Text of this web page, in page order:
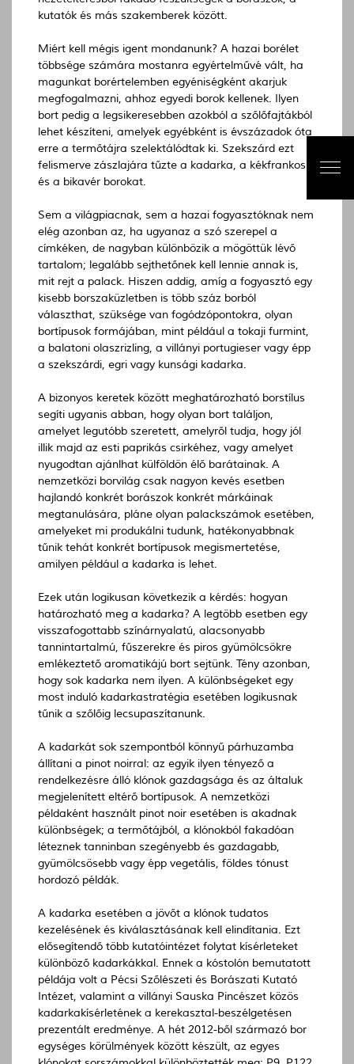
kutatók és más szakemberek között.
Miért kell mégis igent mondanunk? A hazai borélet
többsége számára mostanra egyértelművé vált, ha
magunkat borértelemben egyéniségként akarjuk
megfogalmazni, ahhoz egyedi borok kellenek. Ilyen
bort pedig a legsikeresebben azokból a szőlőfajtákból
lehet készíteni, amelyek egyébként is évszázadok óta
erre a termőtájra szelektálódtak ki. Szekszárd ezt
felismerve zászlajára tűzte a kadarka, a kékfrankos
és a bikavér borokat.
Sem a világpiacnak, sem a hazai fogyasztóknak nem
elég azonban az, ha ugyanaz a szó szerepel a
címkéken, de nagyban különbözik a mögöttük lévő
tartalom; legalább sejthetőnek kell lennie annak is,
mit rejt a palack. Hiszen addig, amíg a fogyasztó egy
kisebb borszaküzletben is több száz borból
választhat, szüksége van fogódzópontokra, olyan
bortípusok formájában, mint például a tokaji furmint,
a balatoni olaszrizling, a villányi portugieser vagy épp
a szekszárdi, egri vagy kunsági kadarka.
A bizonyos keretek között meghatározható borstílus
segíti ugyanis abban, hogy olyan bort találjon,
amelyet legutóbb szeretett, amelyről tudja, hogy jól
illik majd az esti paprikás csirkéhez, vagy amelyet
nyugodtan ajánlhat külföldön élő barátainak. A
nemzetközi borvilág csak nagyon kevés esetben
hajlandó konkrét borászok konkrét márkáinak
megtanulására, pláne olyan palackszámok esetében,
amelyeket mi produkálni tudunk, hatékonyabbnak
tűnik tehát konkrét bortípusok megismertetése,
amilyen például a kadarka is lehet.
Ezek után logikusan következik a kérdés: hogyan
határozható meg a kadarka? A legtöbb esetben egy
visszafogottabb színárnyalatú, alacsonyabb
tannintartalmú, fűszerekre és piros gyümölcsökre
emlékeztető aromatikájú bort sejtünk. Tény azonban,
hogy sok kadarka nem ilyen. A különbségeket egy
most induló kadarkastratégia esetében logikusnak
tűnik a szőlőig lecsupaszítanunk.
A kadarkát sok szempontból könnyű párhuzamba
állítani a pinot noirral: az egyik ilyen tényező a
rendelkezésre álló klónok gazdagsága és az általuk
megjelenített eltérő bortípusok. A nemzetközi
példaként használt pinot noir esetében is akadnak
különbségek; a termőtájból, a klónokból fakadóan
léteznek tanninban szegényebb és gazdagabb,
gyümölcsösebb vagy épp vegetális, földes tónust
hordozó példák.
A kadarka esetében a jövőt a klónok tudatos
kezelésének és kiválasztásának kell elindítania. Ezt
elősegítendő több kutatóintézet folytat kísérleteket
különböző kadarkákkal. Ennek a kóstolón bemutatott
példája volt a Pécsi Szőlészeti és Borászati Kutató
Intézet, valamint a villányi Sauska Pincészet közös
kadarkakísérletének a kerekasztal-beszélgetésen
prezentált eredménye. A hét 2012-ből származó bor
egységes körülmények között készült, az egyes